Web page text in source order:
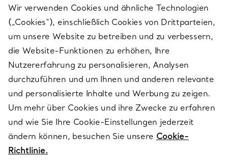
SERVICES
ÜBER TIFFANY & CO.
RECHTLICHE HINWEISE
FOLGEN SIE UNS
Wir verwenden Cookies und ähnliche Technologien
(„Cookies“), einschließlich Cookies von Drittparteien,
um unsere Website zu betreiben und zu verbessern,
die Website-Funktionen zu erhöhen, Ihre
Nutzererfahrung zu personalisieren, Analysen
durchzuführen und um Ihnen und anderen relevante
und personalisierte Inhalte und Werbung zu zeigen.
Um mehr über Cookies und ihre Zwecke zu erfahren
und wie Sie Ihre Cookie-Einstellungen jederzeit
ändern können, besuchen Sie unsere Cookie-
Richtlinie.